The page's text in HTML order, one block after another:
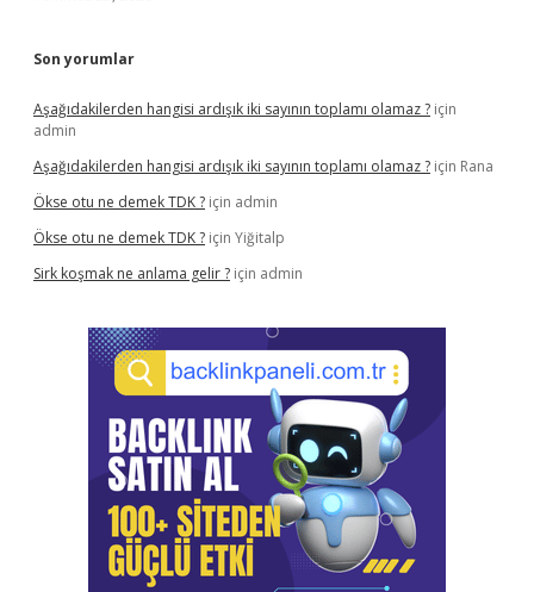
Son yorumlar
Aşağıdakilerden hangisi ardışık iki sayının toplamı olamaz ? için
admin
Aşağıdakilerden hangisi ardışık iki sayının toplamı olamaz ? için Rana
Ökse otu ne demek TDK ? için admin
Ökse otu ne demek TDK ? için Yiğitalp
Sirk koşmak ne anlama gelir ? için admin